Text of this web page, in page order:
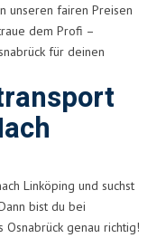
unseren fairen Preisen
dem Profi –
für deinen
Linköping und suchst
bist du bei
Osnabrück genau richtig!